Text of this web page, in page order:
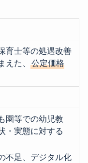
育士等の処遇改善
えた、公定価格
園等での幼児教
・実態に対する
不足、デジタル化